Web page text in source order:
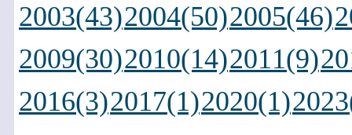
2003(43)2004(50)2005(46)
2009(30)2010(14)2011(9)
2016(3)2017(1)2020(1)